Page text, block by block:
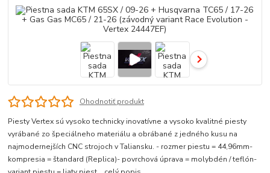
Ohodnotiť produkt
Piesty Vertex sú vysoko technicky inovatívne a vysoko kvalitné piesty
vyrábané zo špeciálneho materiálu a obrábané z jedného kusu na
najmodernejších CNC strojoch v Taliansku. - rozmer piestu = 44,96mm-
kompresia = štandard (Replica)- povrchová úprava = molybdén / teflón-